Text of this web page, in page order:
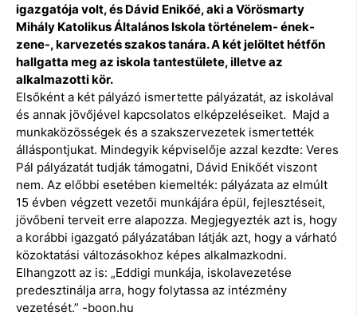
igazgatója volt, és Dávid Enikőé, aki a Vörösmarty
Mihály Katolikus Általános Iskola történelem- ének-
zene-, karvezetés szakos tanára. A két jelöltet hétfőn
hallgatta meg az iskola tantestülete, illetve az
alkalmazotti kör.
Elsőként a két pályázó ismertette pályázatát, az iskolával
és annak jövőjével kapcsolatos elképzeléseiket. Majd a
munkaközösségek és a szakszervezetek ismertették
álláspontjukat. Mindegyik képviselője azzal kezdte: Veres
Pál pályázatát tudják támogatni, Dávid Enikőét viszont
nem. Az előbbi esetében kiemelték: pályázata az elmúlt
15 évben végzett vezetői munkájára épül, fejlesztéseit,
jövőbeni terveit erre alapozza. Megjegyezték azt is, hogy
a korábbi igazgató pályázatában látják azt, hogy a várható
közoktatási változásokhoz képes alkalmazkodni.
Elhangzott az is: „Eddigi munkája, iskolavezetése
predesztinálja arra, hogy folytassa az intézmény
vezetését.” -boon.hu